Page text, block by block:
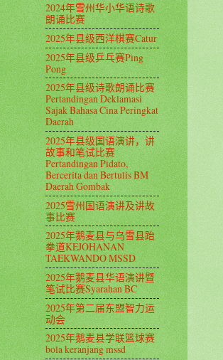
2024年雪州华小华语诗歌
朗诵比赛
2025年县级西洋棋赛Catur
2025年县级乒乓赛Ping
Pong
2025年县级诗歌朗诵比赛
Pertandingan Deklamasi
Sajak Bahasa Cina Peringkat
Daerah
2025年县级国语演讲，讲
故事和笔试比赛
Pertandingan Pidato,
Bercerita dan Bertulis BM
Daerah Gombak
2025雪州国语演讲及讲故
事比赛
2025年鹅麦县与乌雪县跆
拳道KEJOHANAN
TAEKWANDO MSSD
2025年鹅麦县华语演讲暨
笔试比赛Syarahan BC
2025年第二届东盟智力运
动会
2025年鹅麦县学联篮球赛
bola keranjang mssd